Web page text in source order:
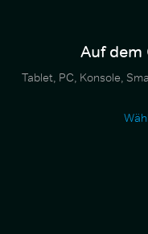
Auf dem
Tablet, PC, Konsole,